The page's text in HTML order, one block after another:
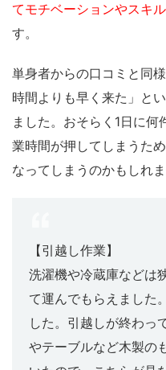
てモチベーションやスキ
す。
単身者からの口コミと同
時間よりも早く来た」と
ました。おそらく1日に
業時間が押してしまうた
なってしまうのかもしれま
【引越し作業】
洗濯機や冷蔵庫などは
て運んでもらえました
した。引越しが終わっ
やテーブルなど木製の